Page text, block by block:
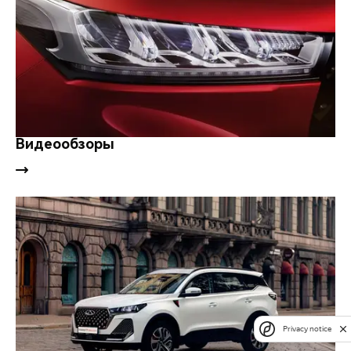
Видеообзоры
Privacy notice